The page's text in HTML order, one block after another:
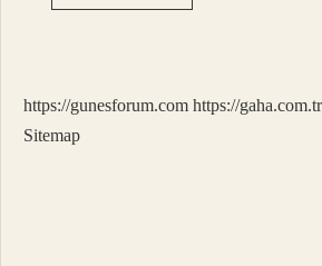
Celp
https://gunesforum.com https://gaha.com.tr
Sitemap